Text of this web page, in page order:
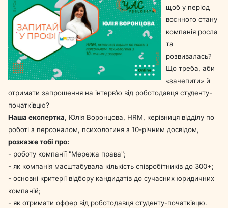
щоб у період
воєнного стану
компанія росла
та
розвивалась?
Що треба, аби
«зачепити» й
отримати запрошення на інтерв’ю від роботодавця студенту-
початківцю?
Наша експертка, Юлія Воронцова, HRM, керівниця відділу по
роботі з персоналом, психологиня з 10-річним досвідом,
розкаже тобі про:
- роботу компанії "Мережа права";
- як компанія масштабувала кількість співробітників до 300+;
- основні критерії відбору кандидатів до сучасних юридичних
компаній;
- як отримати оффер від роботодавця студенту-початківцю.